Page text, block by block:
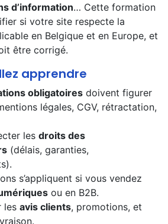
d’information… Cette formation
si votre site respecte la
en Belgique et en Europe, et
être corrigé.
apprendre
obligatoires doivent figurer
légales, CGV, rétractation,
les droits des
(délais, garanties,
s’appliquent si vous vendez
ou en B2B.
les avis clients, promotions, et